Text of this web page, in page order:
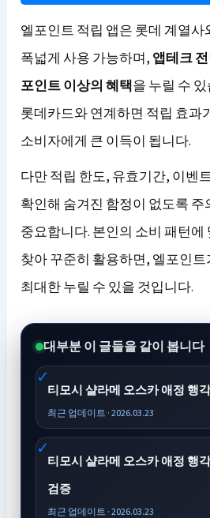
엘포인트 적립 앱은 롯데 계열
폭넓게 사용 가능하며, 앱테크
포인트 이상의 혜택을 누릴 수
롯데카드와 연계하면 적립 효과
소비자에게 큰 이득이 됩니다.
다만 적립 한도, 유효기간, 이벤
확인해 숨겨진 함정이 없도록 주
중요합니다. 본인의 소비 패턴
찾아 꾸준히 활용하면, 엘포인
최대한 누릴 수 있을 것입니다.
대부분 이 글들을 같이 봅니다
티모시 샬라메 오스카 애정 행
최근 업데이트 · 2026.03.23
티모시 샬라메 오스카 애정 행
검증
최근 업데이트 · 2026.03.23